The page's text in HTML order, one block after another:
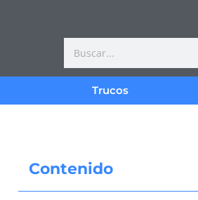
Trucos
Contenido